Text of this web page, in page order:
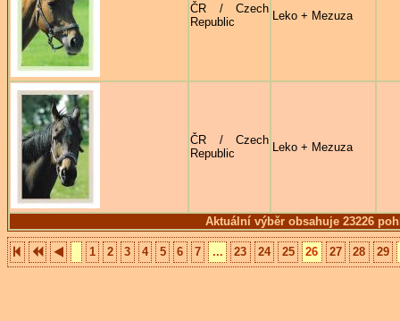
Aktuální výběr obsahuje 23226
ČR / Czech
Republic
Leko + Mezuza
ČR / Czech
Republic
Leko + Mezuza
1 2 3 4 5 6 7 ... 23 24 25 26 27 28 29